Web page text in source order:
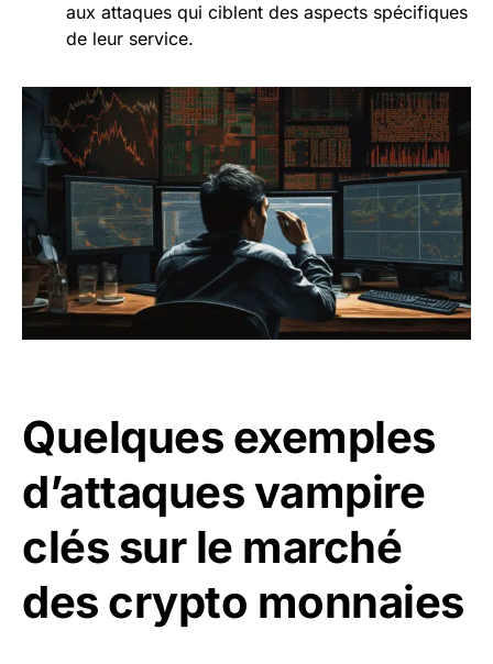
aux attaques qui ciblent des aspects spécifiques
de leur service.
Quelques exemples
d’attaques vampire
clés sur le marché
des crypto monnaies